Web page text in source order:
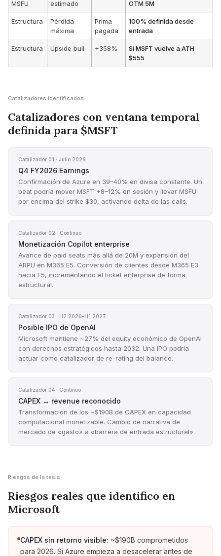
MSFU estimado OTM 5M
Estructura
Pérdida
máxima
Prima
pagada
100% definida desde
entrada
Estructura Upside bull +358%
Si MSFT vuelve a ATH
$555
Catalizadores identificados
Catalizadores con ventana temporal
definida para $MSFT
Catalizador 01 · Julio 2026
Q4 FY2026 Earnings
Confirmación de Azure en 39–40% en divisa constante. Un
beat podría mover MSFT +8–12% en sesión y llevar MSFU
por encima del strike $30, activando delta de las calls.
Catalizador 02 · Continuo
Monetización Copilot enterprise
Avance de paid seats más allá de 20M y expansión del
ARPU en M365 E5. Conversión de clientes desde M365 E3
hacia E5, incrementando el ticket enterprise de forma
estructural.
Catalizador 03 · H2 2026–H1 2027
Posible IPO de OpenAI
Microsoft mantiene ~27% del equity económico de OpenAI
con derechos estratégicos hasta 2032. Una IPO podría
actuar como catalizador de re-rating del balance.
Catalizador 04 · Continuo
CAPEX → revenue reconocido
Transformación de los ~$190B de CAPEX en capacidad
computacional monetizable. Cambio de narrativa de
mercado de «gasto» a «barrera de entrada estructural».
Riesgos de la tesis
Riesgos reales que identifico en
Microsoft
CAPEX sin retorno visible: ~$190B comprometidos
para 2026. Si Azure empieza a desacelerar antes de